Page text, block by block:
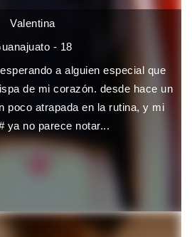
Valentina
- 18
a alguien especial que
de mi corazón. desde hace un
poco atrapada en la rutina, y mi
ya no parece notar...